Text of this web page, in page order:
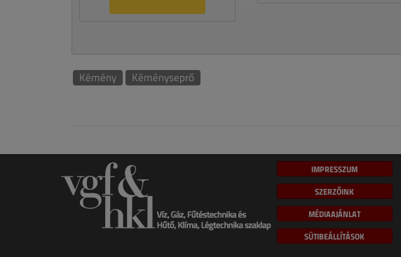
Kémény Kéményseprő
IMPRESSZUM
SZERZŐINK
MÉDIAAJÁNLAT
SÜTIBEÁLLÍTÁSOK